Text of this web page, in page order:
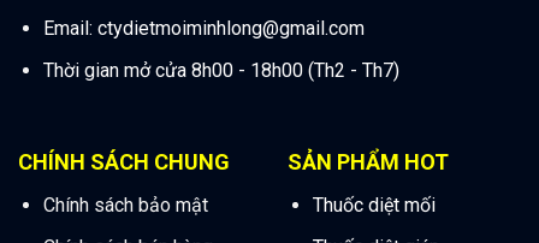
Email: ctydietmoiminhlong@gmail.com
Thời gian mở cửa 8h00 - 18h00 (Th2 - Th7)
CHÍNH SÁCH CHUNG
Chính sách bảo mật
SẢN PHẨM HOT
Thuốc diệt mối